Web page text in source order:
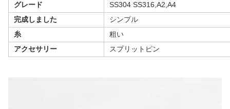
グレード
SS304 SS316,A2,A4
完成しました
シンプル
糸
粗い
アクセサリー
スプリットピン